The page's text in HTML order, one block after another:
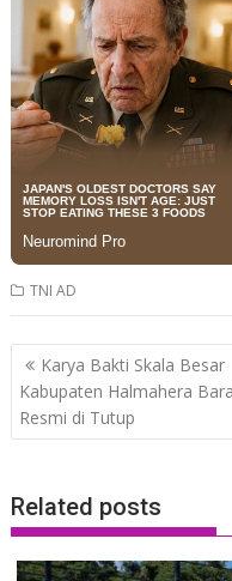
TNI AD
Post
navigation
Karya Bakti Skala Besar
Kabupaten Halmahera
Resmi di Tutup
Related posts